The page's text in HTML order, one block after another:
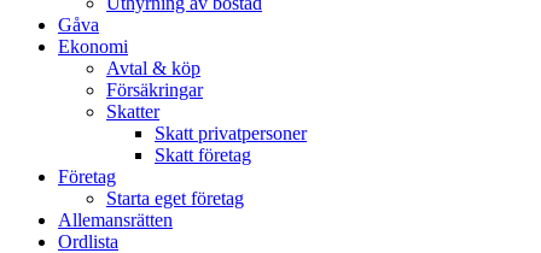
Gåva
Ekonomi
Avtal & köp
Försäkringar
Skatter
Skatt privatpersoner
Skatt företag
Företag
Starta eget företag
Allemansrätten
Ordlista